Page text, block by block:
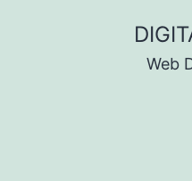
Web